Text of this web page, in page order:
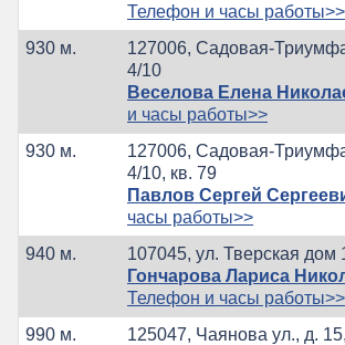
Телефон и часы работы>>
930 м.
127006, Садовая-
4/10
Веселова Елена
и часы работы>>
930 м.
127006, Садовая-
4/10, кв. 79
Павлов Сергей
часы работы>>
940 м.
107045, ул. Тверская дом
Гончарова Лариса
Телефон и часы работы>>
990 м.
125047, Чаянова ул., д.